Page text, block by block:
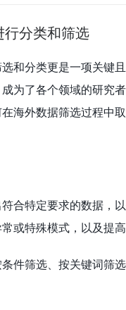
行分类和筛选
和分类更是一项关键
为了各个领域的研究
海外数据筛选过程中
合特定要求的数据，
或特殊模式，以及提高
件筛选、按关键词筛选